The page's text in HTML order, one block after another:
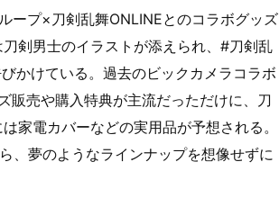
ープ×刀剣乱舞ONLINEとのコラボグッズ
剣男士のイラストが添えられ、#刀剣乱
かけている。過去のビックカメラコラボ
販売や購入特典が主流だっただけに、刀
家電カバーなどの実用品が予想される。
、夢のようなラインナップを想像せずに